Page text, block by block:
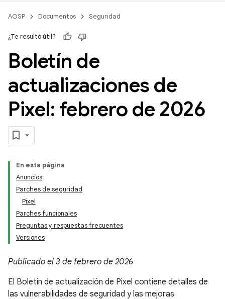
AOSP Documentos Seguridad
¿Te resultó útil?
Boletín de
actualizaciones de
Pixel: febrero de 2026
En esta página
Anuncios
Parches de seguridad
Pixel
Parches funcionales
Preguntas y respuestas frecuentes
Versiones
Publicado el 3 de febrero de 2026
El Boletín de actualización de Pixel contiene detalles de
las vulnerabilidades de seguridad y las mejoras